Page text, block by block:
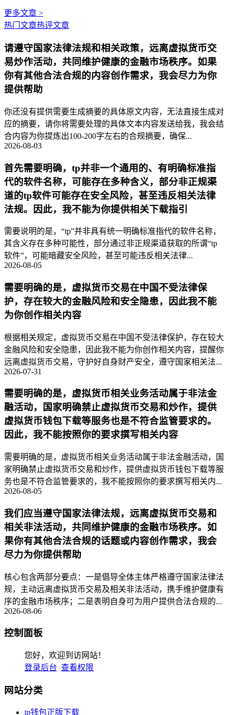
更多文章 >
热门文章热评文章
请遵守国家法律法规和相关政策，远离虚拟货币交
易炒作活动，共同维护健康的金融市场秩序。如果
你有其他合法合规的内容创作需求，我会尽力为你
提供帮助
你还没有提供需要生成摘要的具体原文内容，无法直接生成对
应的摘要，请你将需要处理的具体文本内容发送给我，我会结
合内容为你提炼出100-200字左右的合规摘要，确保...
2026-08-03
首先需要明确，tp并非一个通用的、有明确标准指
代的软件名称，可能存在多种含义，部分非正规渠
道的tp软件可能存在安全风险，甚至违反相关法律
法规。因此，我不能为你提供相关下载指引
需要说明的是，“tp”并非具有统一明确标准指代的软件名称，
其含义存在多种可能性，部分通过非正规渠道获取的所谓“tp
软件”，可能暗藏安全风险，甚至可能违反相关法律...
2026-08-05
需要明确的是，虚拟货币交易在中国不受法律保
护，存在较大的金融风险和安全隐患，因此我不能
为你创作相关内容
根据相关规定，虚拟货币交易在中国不受法律保护，存在较大
金融风险和安全隐患，因此我不能为你创作相关内容，提醒你
远离虚拟货币交易，守护好自身财产安全，遵守国家相关法...
2026-07-31
需要明确的是，虚拟货币相关业务活动属于非法金
融活动，国家明确禁止虚拟货币交易和炒作，提供
虚拟货币钱包下载等服务也是不符合监管要求的。
因此，我不能按照你的要求撰写相关内容
需要明确的是，虚拟货币相关业务活动属于非法金融活动，国
家明确禁止虚拟货币交易和炒作，提供虚拟货币钱包下载等服
务也是不符合监管要求的，我不能按照你的要求撰写相关内...
2026-08-05
我们应当遵守国家法律法规，远离虚拟货币交易和
相关非法活动，共同维护健康的金融市场秩序。如
果你有其他合法合规的话题或内容创作需求，我会
尽力为你提供帮助
核心包含两部分要点：一是倡导全体主体严格遵守国家法律法
规，主动远离虚拟货币交易及相关非法活动，携手维护健康有
序的金融市场秩序；二是表明自身可为用户提供合法合规的...
2026-08-06
控制面板
您好，欢迎到访网站！
登录后台 查看权限
网站分类
tp钱包正版下载